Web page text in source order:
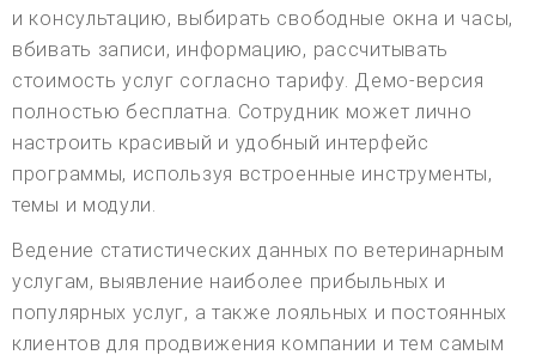
и консультацию, выбирать свободные окна и часы,
вбивать записи, информацию, рассчитывать
стоимость услуг согласно тарифу. Демо-версия
полностью бесплатна. Сотрудник может лично
настроить красивый и удобный интерфейс
программы, используя встроенные инструменты,
темы и модули.
Ведение статистических данных по ветеринарным
услугам, выявление наиболее прибыльных и
популярных услуг, а также лояльных и постоянных
клиентов для продвижения компании и тем самым